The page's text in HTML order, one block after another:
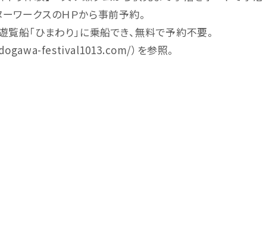
ワークスのＨＰから事前予約。
船「ひまわり」に乗船でき、無料で予約不要。
festival1013.com/）を参照。